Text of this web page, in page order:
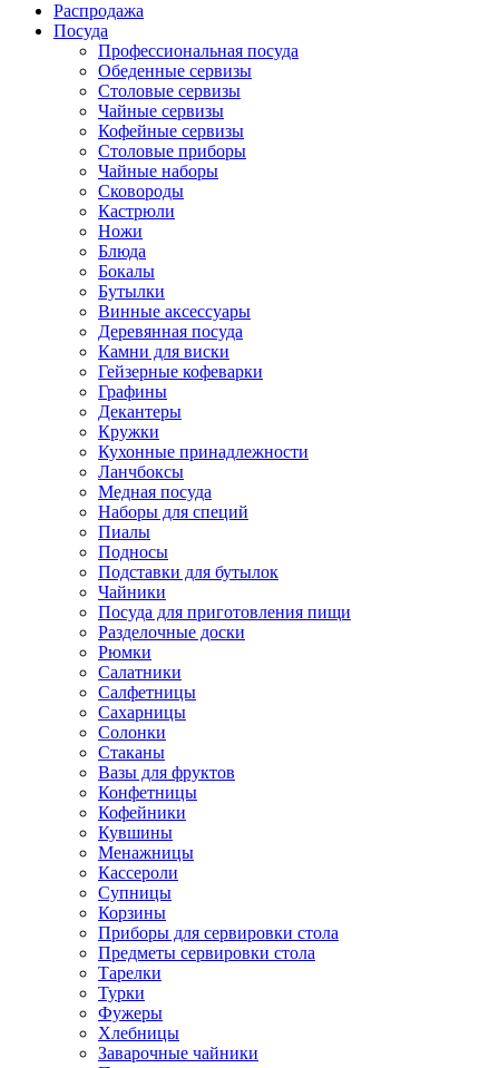
Распродажа
Посуда
Профессиональная посуда
Обеденные сервизы
Столовые сервизы
Чайные сервизы
Кофейные сервизы
Столовые приборы
Чайные наборы
Сковороды
Кастрюли
Ножи
Блюда
Бокалы
Бутылки
Винные аксессуары
Деревянная посуда
Камни для виски
Гейзерные кофеварки
Графины
Декантеры
Кружки
Кухонные принадлежности
Ланчбоксы
Медная посуда
Наборы для специй
Пиалы
Подносы
Подставки для бутылок
Чайники
Посуда для приготовления пищи
Разделочные доски
Рюмки
Салатники
Салфетницы
Сахарницы
Солонки
Стаканы
Вазы для фруктов
Конфетницы
Кофейники
Кувшины
Менажницы
Кассероли
Супницы
Корзины
Приборы для сервировки стола
Предметы сервировки стола
Тарелки
Турки
Фужеры
Хлебницы
Заварочные чайники